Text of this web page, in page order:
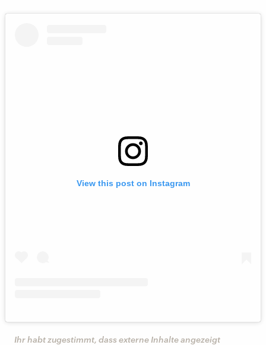
View this post on Instagram
Ihr habt zugestimmt, dass externe Inhalte angezeigt